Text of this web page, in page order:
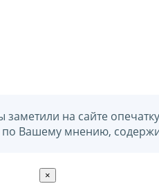
заметили на сайте
по Вашему мнению,
×